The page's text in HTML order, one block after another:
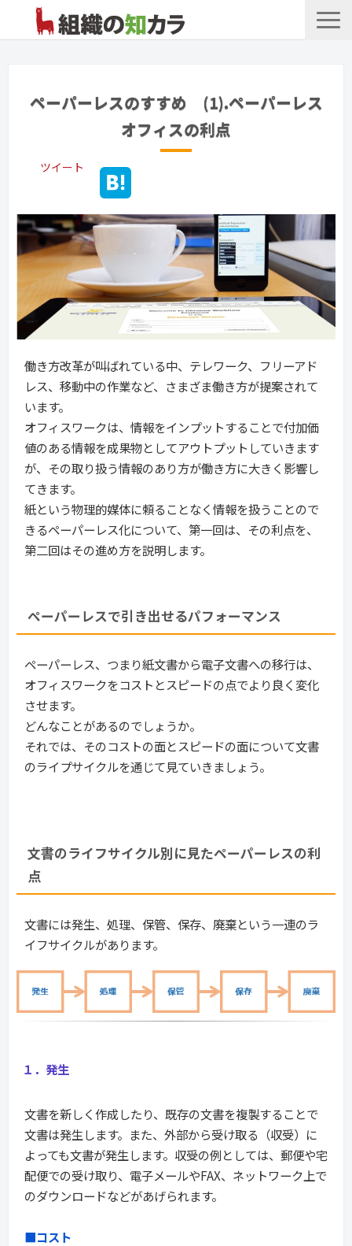
記事カテゴリ一覧
お客様事例
ペーパーレスのすすめ (1).ペーパーレス
オフィスの利点
ツイート
働き方改革が叫ばれている中、テレワーク、フリーアド
レス、移動中の作業など、さまざま働き方が提案されて
います。
オフィスワークは、情報をインプットすることで付加価
値のある情報を成果物としてアウトプットしていきます
が、その取り扱う情報のあり方が働き方に大きく影響し
てきます。
紙という物理的媒体に頼ることなく情報を扱うことので
きるペーパーレス化について、第一回は、その利点を、
第二回はその進め方を説明します。
ペーパーレスで引き出せるパフォーマンス
ペーパーレス、つまり紙文書から電子文書への移行は、
オフィスワークをコストとスピードの点でより良く変化
させます。
どんなことがあるのでしょうか。
それでは、そのコストの面とスピードの面について文書
のライプサイクルを通じて見ていきましょう。
文書のライフサイクル別に見たペーパーレスの利
点
文書には発生、処理、保管、保存、廃棄という一連のラ
イフサイクルがあります。
１．発生
文書を新しく作成したり、既存の文書を複製することで
文書は発生します。また、外部から受け取る（収受）に
よっても文書が発生します。収受の例としては、郵便や宅
配便での受け取り、電子メールやFAX、ネットワーク上で
のダウンロードなどがあげられます。
■コスト